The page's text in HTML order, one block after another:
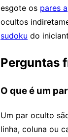
esgote os pares
ocultos
sudoku do
Perguntas
O que é um
Um par oculto
linha, coluna ou